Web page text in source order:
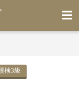
検3級